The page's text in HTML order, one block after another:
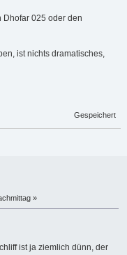
Dhofar 025 oder den
ist nichts dramatisches,
Gespeichert
»
ist ja ziemlich dünn, der